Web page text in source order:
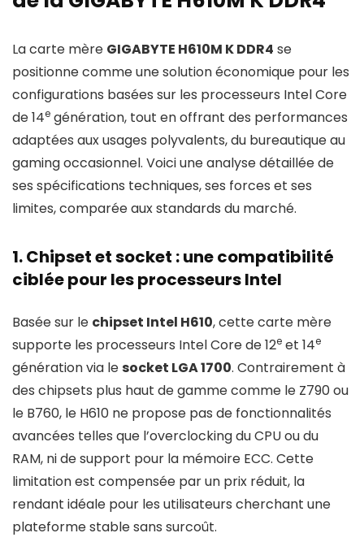
La carte mère GIGABYTE H610M K DDR4 se
positionne comme une solution économique pour les
configurations basées sur les processeurs Intel Core
de 14e génération, tout en offrant des performances
adaptées aux usages polyvalents, du bureautique au
gaming occasionnel. Voici une analyse détaillée de
ses spécifications techniques, ses forces et ses
limites, comparée aux standards du marché.
1. Chipset et socket : une compatibilité
ciblée pour les processeurs Intel
Basée sur le chipset Intel H610, cette carte mère
supporte les processeurs Intel Core de 12e et 14e
génération via lesocket LGA 1700. Contrairement à
des chipsets plus haut de gamme comme le Z790 ou
le B760, le H610 ne propose pas de fonctionnalités
avancées telles que l’overclocking du CPU ou du
RAM, ni de support pour la mémoire ECC. Cette
limitation est compensée par un prix réduit, la
rendant idéale pour les utilisateurs cherchant une
plateforme stable sans surcoût.